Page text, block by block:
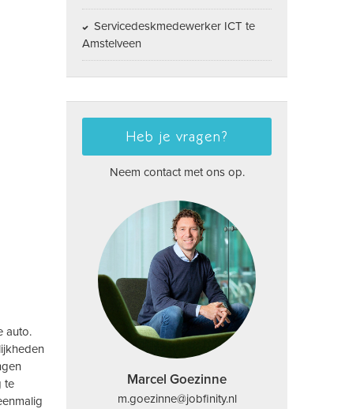
auto.
te
Servicedeskmedewerker ICT te
Amstelveen
Heb je vragen?
Neem contact met ons op.
Marcel Goezinne
m.goezinne@jobfinity.nl